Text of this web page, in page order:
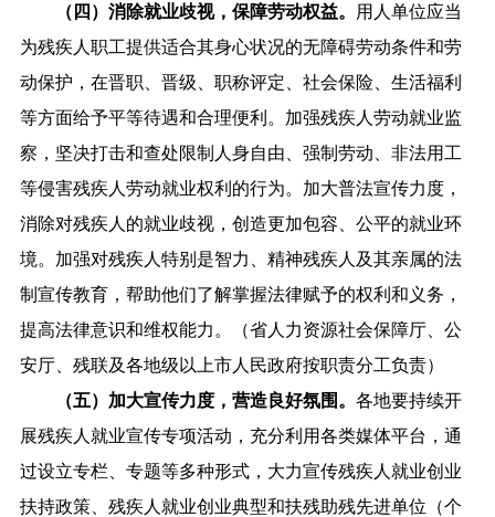
（四）消除就业歧视，保障劳动权益。
用人单位应当
为残疾人职工提供适合其身心状况的无障碍劳动条件和劳
动保护，在晋职、晋级、职称评定、社会保险、生活福利
等方面给予平等待遇和合理便利。加强残疾人劳动就业监
察，坚决打击和查处限制人身自由、强制劳动、非法用工
等侵害残疾人劳动就业权利的行为。加大普法宣传力度，
消除对残疾人的就业歧视，创造更加包容、公平的就业环
境。加强对残疾人特别是智力、精神残疾人及其亲属的法
制宣传教育，帮助他们了解掌握法律赋予的权利和义务，
提高法律意识和维权能力。（省人力资源社会保障厅、公
安厅、残联及各地级以上市人民政府按职责分工负责）
（五）加大宣传力度，营造良好氛围。 各地要持续开
展残疾人就业宣传专项活动，充分利用各类媒体平台，通
过设立专栏、专题等多种形式，大力宣传残疾人就业创业
扶持政策、残疾人就业创业典型和扶残助残先进单位（个